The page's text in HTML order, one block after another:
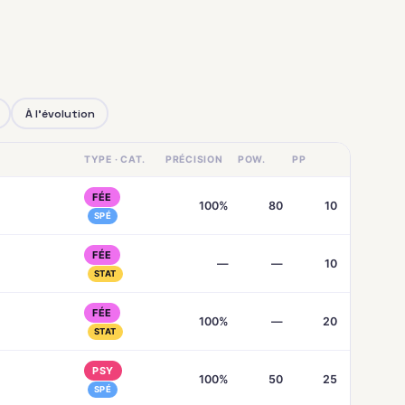
À l'évolution
TYPE · CAT. PRÉCISION POW. PP
FÉE
SPÉ
100% 80 10
FÉE
STAT
— — 10
FÉE
STAT
100% — 20
PSY
SPÉ
100% 50 25